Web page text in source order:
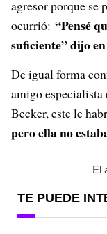
agresor porque se
ocurrió: “Pensé
suficiente” dijo
De igual forma
amigo
Becker, este le
pero ella no
El
TE PUEDE